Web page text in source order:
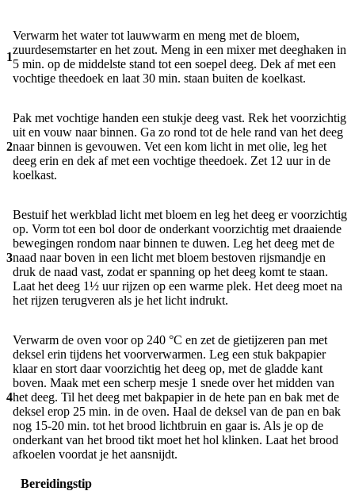
1
Verwarm het water tot lauwwarm en meng met de bloem,
zuurdesemstarter en het zout. Meng in een mixer met deeghaken in
5 min. op de middelste stand tot een soepel deeg. Dek af met een
vochtige theedoek en laat 30 min. staan buiten de koelkast.
2
Pak met vochtige handen een stukje deeg vast. Rek het voorzichtig
uit en vouw naar binnen. Ga zo rond tot de hele rand van het deeg
naar binnen is gevouwen. Vet een kom licht in met olie, leg het
deeg erin en dek af met een vochtige theedoek. Zet 12 uur in de
koelkast.
3
Bestuif het werkblad licht met bloem en leg het deeg er voorzichtig
op. Vorm tot een bol door de onderkant voorzichtig met draaiende
bewegingen rondom naar binnen te duwen. Leg het deeg met de
naad naar boven in een licht met bloem bestoven rijsmandje en
druk de naad vast, zodat er spanning op het deeg komt te staan.
Laat het deeg 1½ uur rijzen op een warme plek. Het deeg moet na
het rijzen terugveren als je het licht indrukt.
4
Verwarm de oven voor op 240 °C en zet de gietijzeren pan met
deksel erin tijdens het voorverwarmen. Leg een stuk bakpapier
klaar en stort daar voorzichtig het deeg op, met de gladde kant
boven. Maak met een scherp mesje 1 snede over het midden van
het deeg. Til het deeg met bakpapier in de hete pan en bak met de
deksel erop 25 min. in de oven. Haal de deksel van de pan en bak
nog 15-20 min. tot het brood lichtbruin en gaar is. Als je op de
onderkant van het brood tikt moet het hol klinken. Laat het brood
afkoelen voordat je het aansnijdt.
Bereidingstip